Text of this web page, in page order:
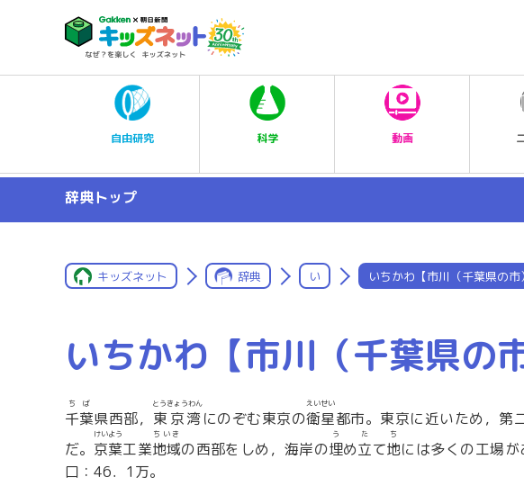
自由研究 科学 動画
辞典トップ
キッズネット 辞典 い いちかわ【市川（千葉県の市
いちかわ【市川（千葉県の
千葉
ちば
県西部， 東京湾
とうきょうわん
にのぞむ東京の衛星
えいせい
都市。東京に近いため，第
だ。 京葉
けいよう
工業地域
ちいき
の西部をしめ，海岸の埋
う
め立
た
て地
ち
には多くの工場
口：46．1万。